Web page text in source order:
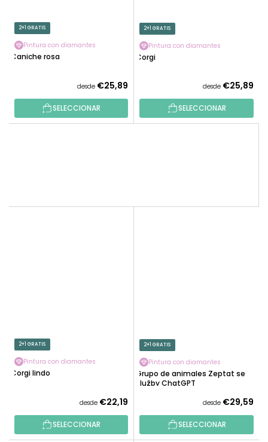
2+1 GRATIS
Pintura con diamantes
Caniche rosa
desde €25,89
SELECCIONAR
2+1 GRATIS
Pintura con diamantes
Corgi
desde €25,89
SELECCIONAR
2+1 GRATIS
Pintura con diamantes
Corgi lindo
desde €22,19
SELECCIONAR
2+1 GRATIS
Pintura con diamantes
Grupo de animales Zeptat se
služby ChatGPT
desde €29,59
SELECCIONAR